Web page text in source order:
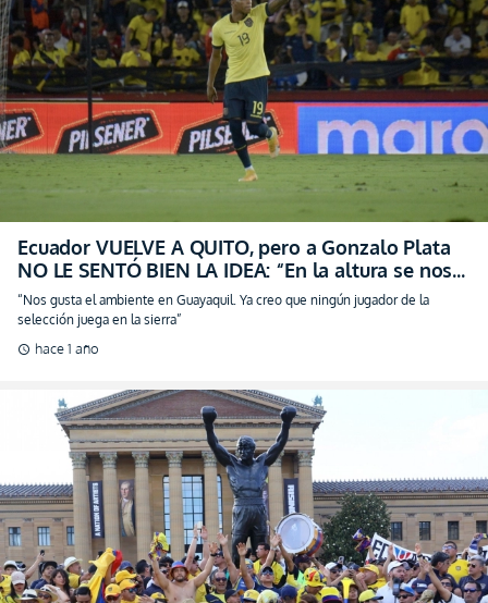
Ecuador VUELVE A QUITO, pero a Gonzalo Plata
NO LE SENTÓ BIEN LA IDEA: “En la altura se nos
complica” (VIDEO)
“Nos gusta el ambiente en Guayaquil. Ya creo que ningún jugador de la
selección juega en la sierra”
schedule hace 1 año